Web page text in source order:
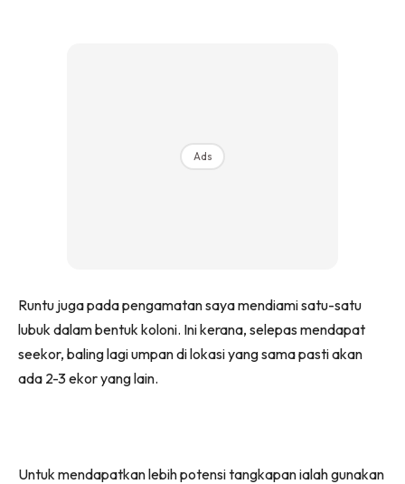
Ads
Runtu juga pada pengamatan saya mendiami satu-satu
lubuk dalam bentuk koloni. Ini kerana, selepas mendapat
seekor, baling lagi umpan di lokasi yang sama pasti akan
ada 2-3 ekor yang lain.
Untuk mendapatkan lebih potensi tangkapan ialah gunakan